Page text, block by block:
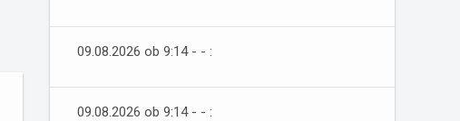
09.08.2026 ob 9:14 - - :
09.08.2026 ob 9:14 - - :